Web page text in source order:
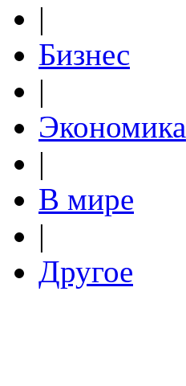
|
Бизнес
|
Экономика
|
В мире
|
Другое